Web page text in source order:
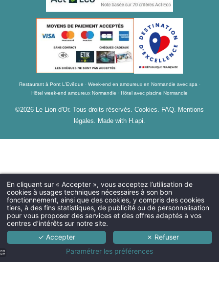
Restaurant à Pont L'Evêque
Week-end en amoureux en Normandie avec spa
Hôtel week-end amoureux Normandie
Hôtel avec piscine Normandie
©2026 Le Lion d'Or. Tous droits réservés. Cookies FAQ Mentions
légales . Made with H.api.
En cliquant sur « Accepter », vous acceptez l’utilisation de
cookies à usages techniques nécessaires à son bon
fonctionnement, ainsi que des cookies, y compris des cookies
tiers, à des fins statistiques, de publicité ou de personnalisation
pour vous proposer des services et des offres adaptés à vos
centres d’intérêts sur notre site.
✓ Accepter
✗ Refuser
Paramétrer les préférences